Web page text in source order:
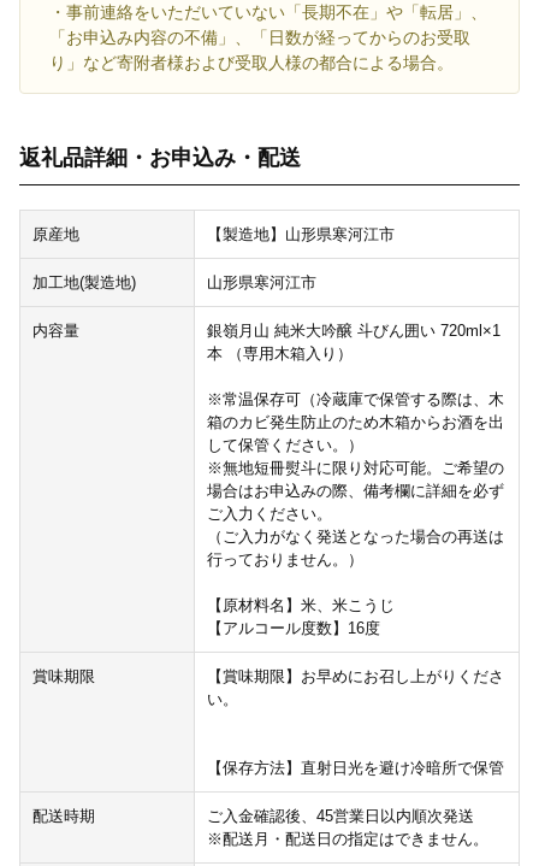
・事前連絡をいただいていない「長期不在」や「転居」、
「お申込み内容の不備」、「日数が経ってからのお受取
り」など寄附者様および受取人様の都合による場合。
返礼品詳細・お申込み・配送
原産地 【製造地】山形県寒河江市
加工地(製造地) 山形県寒河江市
内容量
銀嶺月山 純米大吟醸 斗びん囲い 720ml×1
本 （専用木箱入り）
※常温保存可（冷蔵庫で保管する際は、木
箱のカビ発生防止のため木箱からお酒を出
して保管ください。）
※無地短冊熨斗に限り対応可能。ご希望の
場合はお申込みの際、備考欄に詳細を必ず
ご入力ください。
（ご入力がなく発送となった場合の再送は
行っておりません。）
【原材料名】米、米こうじ
【アルコール度数】16度
賞味期限
【賞味期限】お早めにお召し上がりくださ
い。
【保存方法】直射日光を避け冷暗所で保管
配送時期
ご入金確認後、45営業日以内順次発送
※配送月・配送日の指定はできません。